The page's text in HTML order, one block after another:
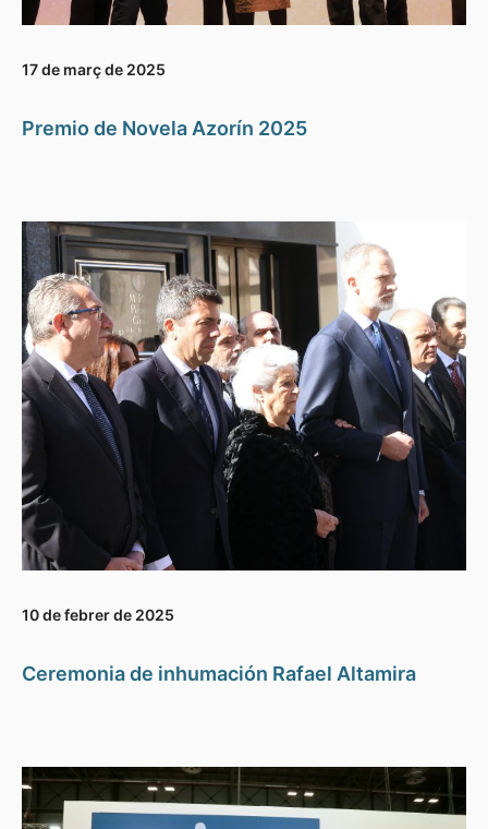
17 de març de 2025
Premio de Novela Azorín 2025
10 de febrer de 2025
Ceremonia de inhumación Rafael Altamira